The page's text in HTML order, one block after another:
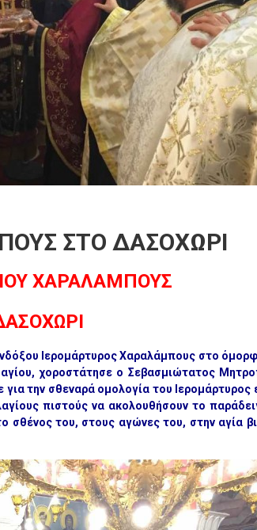
ΣΤΟ ΔΑΣΟΧΩΡΙ
ΧΑΡΑΛΑΜΠΟΥΣ
Ιερομάρτυρος Χαραλάμπους στο
χοροστάτησε ο Σεβασμιώτατος
για την σθεναρά ομολογία του Ιερομάρτυρος
πιστούς να ακολουθήσουν το
σθένος του, στους αγώνες του, στην αγία